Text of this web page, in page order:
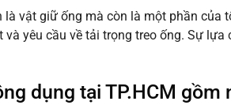
là vật giữ ống mà còn là một phần của
yêu cầu về tải trọng treo ống. Sự
dụng tại TP.HCM